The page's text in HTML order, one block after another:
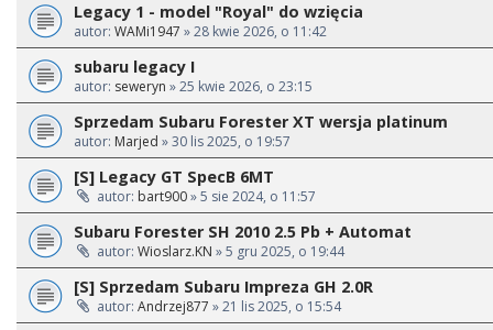
Legacy 1 - model "Royal" do wzięcia
autor: WAMi1947 » 28 kwie 2026, o 11:42
subaru legacy I
autor: seweryn » 25 kwie 2026, o 23:15
Sprzedam Subaru Forester XT wersja platinum
autor: Marjed » 30 lis 2025, o 19:57
[S] Legacy GT SpecB 6MT
autor: bart900» 5 sie 2024, o 11:57
Subaru Forester SH 2010 2.5 Pb + Automat
autor: Wioslarz.KN » 5 gru 2025, o 19:44
[S] Sprzedam Subaru Impreza GH 2.0R
autor: Andrzej877 » 21 lis 2025, o 15:54